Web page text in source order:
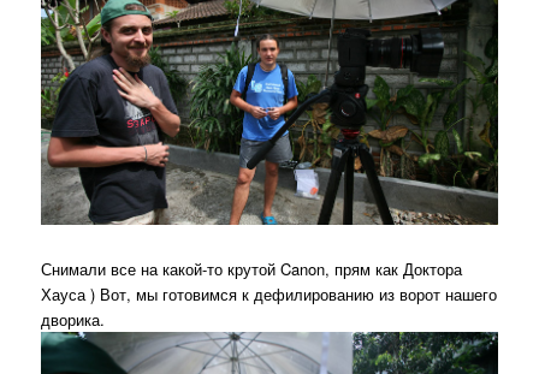
Снимали все на какой-то крутой Canon, прям как Доктора
Хауса ) Вот, мы готовимся к дефилированию из ворот нашего
дворика.